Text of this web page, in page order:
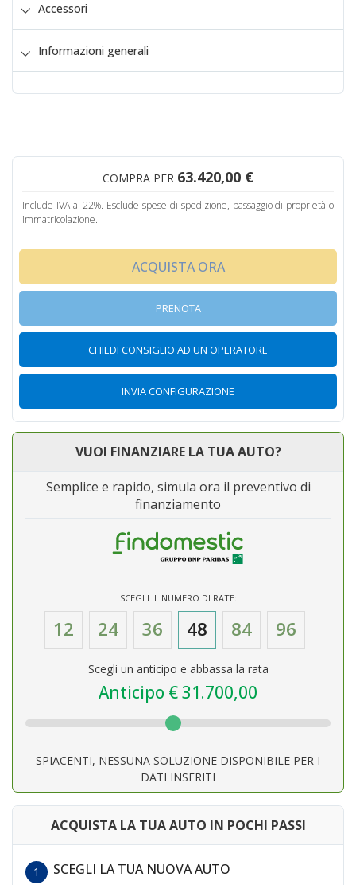
Accessori
Informazioni generali
COMPRA PER 63.420,00 €
Include IVA al 22%. Esclude spese di spedizione, passaggio di proprietà o
immatricolazione.
ACQUISTA ORA
PRENOTA
CHIEDI CONSIGLIO AD UN OPERATORE
INVIA CONFIGURAZIONE
VUOI FINANZIARE LA TUA AUTO?
Semplice e rapido, simula ora il preventivo di
finanziamento
SCEGLI IL NUMERO DI RATE:
12 24 36 48 84 96
Scegli un anticipo e abbassa la rata
Anticipo €31.700,00
SPIACENTI, NESSUNA SOLUZIONE DISPONIBILE PER I
DATI INSERITI
ACQUISTA LA TUA AUTO IN POCHI PASSI
SCEGLI LA TUA NUOVA AUTO